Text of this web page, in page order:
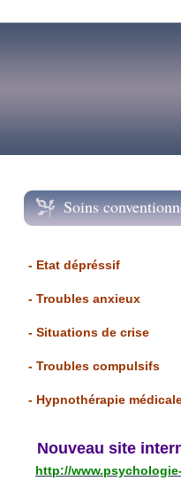
Soins
- Etat dépréssif
- Troubles anxieux
- Situations de crise
- Troubles compulsifs
- Hypnothérapie
Nouveau site
http://